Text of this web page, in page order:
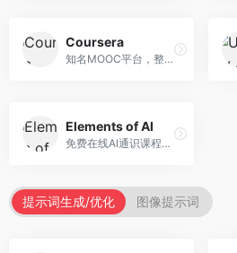
Coursera
知名MOOC平台，整合全球顶尖大学课程资源。面向学习者，提供AI、机器学习、深度学习等课程，证书认可度高，课程质量专业。
Elements of AI
免费在线AI通识课程，专注于AI基础知识普及。面向普通大众，提供AI概念、原理、应用等入门知识，语言通俗易懂。
提示词生成/优化 图像提示词